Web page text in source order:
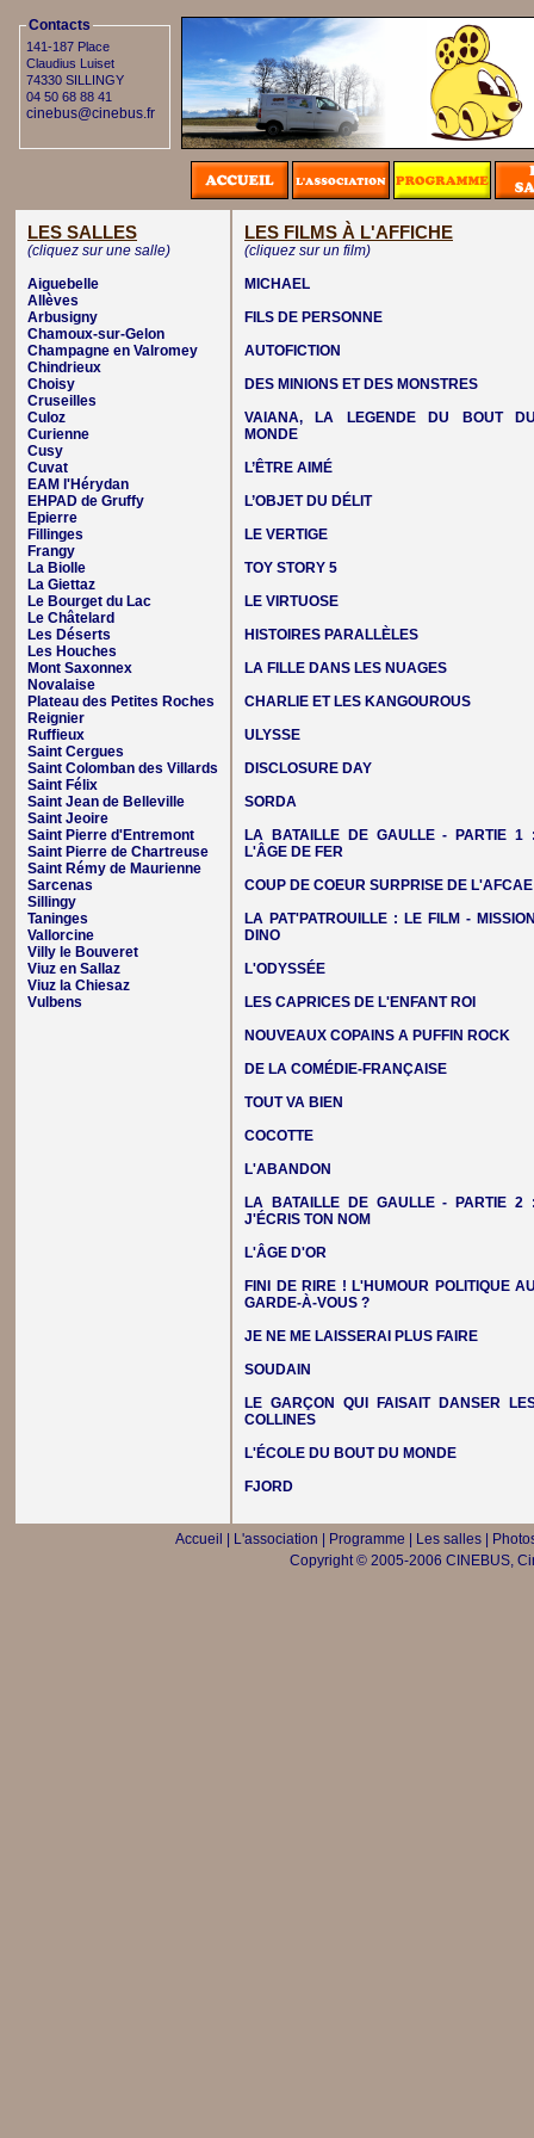
Contacts
141-187 Place
Claudius Luiset
74330 SILLINGY
04 50 68 88 41
cinebus@cinebus.fr
LES SALLES
(cliquez sur une salle)
Aiguebelle
Allèves
Arbusigny
Chamoux-sur-Gelon
Champagne en Valromey
Chindrieux
Choisy
Cruseilles
Culoz
Curienne
Cusy
Cuvat
EAM l'Hérydan
EHPAD de Gruffy
Epierre
Fillinges
Frangy
La Biolle
La Giettaz
Le Bourget du Lac
Le Châtelard
Les Déserts
Les Houches
Mont Saxonnex
Novalaise
Plateau des Petites Roches
Reignier
Ruffieux
Saint Cergues
Saint Colomban des Villards
Saint Félix
Saint Jean de Belleville
Saint Jeoire
Saint Pierre d'Entremont
Saint Pierre de Chartreuse
Saint Rémy de Maurienne
Sarcenas
Sillingy
Taninges
Vallorcine
Villy le Bouveret
Viuz en Sallaz
Viuz la Chiesaz
Vulbens
LES FILMS À L'AFFICHE
(cliquez sur un film)
MICHAEL
FILS DE PERSONNE
AUTOFICTION
DES MINIONS ET DES MONSTRES
VAIANA, LA LEGENDE DU BOUT
MONDE
L’ÊTRE AIMÉ
L’OBJET DU DÉLIT
LE VERTIGE
TOY STORY 5
LE VIRTUOSE
HISTOIRES PARALLÈLES
LA FILLE DANS LES NUAGES
CHARLIE ET LES KANGOUROUS
ULYSSE
DISCLOSURE DAY
SORDA
LA BATAILLE DE GAULLE - PARTIE 1
L'ÂGE DE FER
COUP DE COEUR SURPRISE DE L'AFCAE
LA PAT'PATROUILLE : LE FILM -
DINO
L'ODYSSÉE
LES CAPRICES DE L'ENFANT ROI
NOUVEAUX COPAINS A PUFFIN ROCK
DE LA COMÉDIE-FRANÇAISE
TOUT VA BIEN
COCOTTE
L'ABANDON
LA BATAILLE DE GAULLE - PARTIE 2
J'ÉCRIS TON NOM
L'ÂGE D'OR
FINI DE RIRE ! L'HUMOUR POLITIQUE
GARDE-À-VOUS ?
JE NE ME LAISSERAI PLUS FAIRE
SOUDAIN
LE GARÇON QUI FAISAIT DANSER
COLLINES
L'ÉCOLE DU BOUT DU MONDE
FJORD
Accueil L'association Programme Les salles|
Copyright © 2005-2006 CINEBUS,